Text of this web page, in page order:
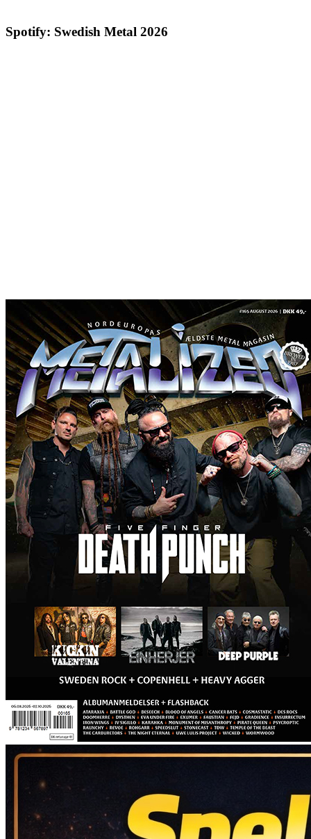
Spotify: Swedish Metal 2026